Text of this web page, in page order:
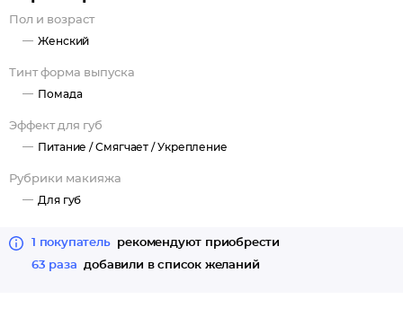
пчелиный и карнаубский воски, которые мгновенно смягчают,
питают и восстанавливают кожу губ, возвращая ей прежнюю
эластичность.
Оригинальный Joombo-формат обеспечивает легкое и
аккуратное нанесение.
интенсивный уход и восстановление.
Пол и возраст
Женский
Тинт форма выпуска
Помада
Эффект для губ
Питание /Смягчает /Укрепление
Рубрики макияжа
Для губ
1 покупатель
рекомендуют приобрести
63 раза
добавили в список желаний